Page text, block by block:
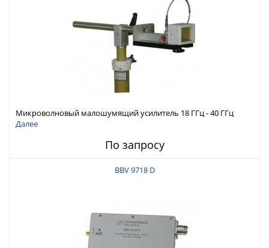
Микроволновый малошумящий усилитель 18 ГГц - 40 ГГц
Далее
По запросу
BBV 9718 D